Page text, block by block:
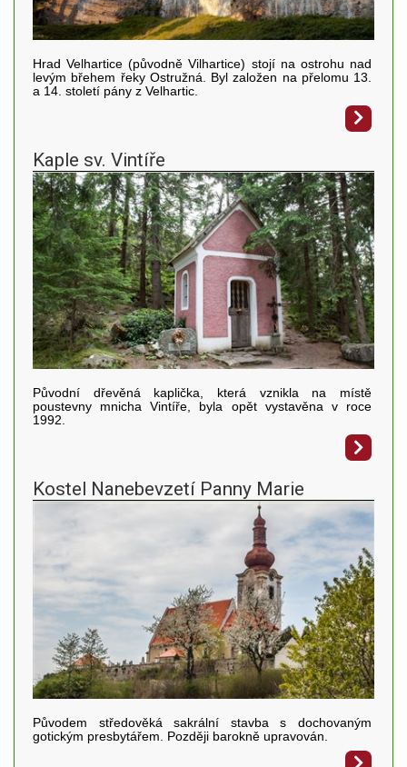
Hrad Velhartice (původně Vilhartice) stojí na ostrohu nad
levým břehem řeky Ostružná. Byl založen na přelomu 13.
a 14. století pány z Velhartic.
Kaple sv. Vintíře
Původní dřevěná kaplička, která vznikla na místě
poustevny mnicha Vintíře, byla opět vystavěna v roce
1992.
Kostel Nanebevzetí Panny Marie
Původem středověká sakrální stavba s dochovaným
gotickým presbytářem. Později barokně upravován.